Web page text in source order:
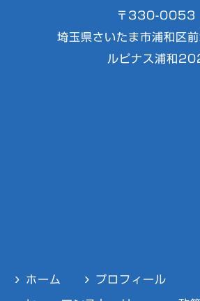
〒330-0053
埼玉県さいたま市浦和区
ルピナス浦和
ホーム プロフィール